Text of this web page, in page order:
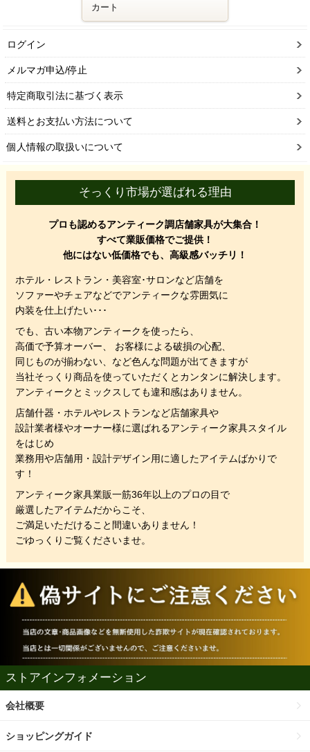
カート
ログイン
メルマガ申込/停止
特定商取引法に基づく表示
送料とお支払い方法について
個人情報の取扱いについて
そっくり市場が選ばれる理由
プロも認めるアンティーク調店舗家具が大集合！
すべて業販価格でご提供！
他にはない低価格でも、高級感バッチリ！
ホテル・レストラン・美容室･サロンなど店舗を
ソファーやチェアなどでアンティークな雰囲気に
内装を仕上げたい･･･
でも、 古い本物アンティークを使ったら、
高価で予算オーバー、 お客様による破損の心配、
同じものが揃わない、 など色んな問題が出てきますが
当社そっくり商品を使っていただくと カンタンに解決します。
アンティークとミックスしても違和感はありません。
店舗什器・ホテルやレストランなど店舗家具や
設計業者様やオーナー様に選ばれるアンティーク家具スタイル
をはじめ
業務用や店舗用・設計デザイン用に適したアイテムばかりで
す！
アンティーク家具業販一筋36年以上のプロの目で
厳選したアイテムだからこそ、
ご満足いただけること間違いありません！
ごゆっくりご覧くださいませ。
ストアインフォメーション
会社概要
ショッピングガイド